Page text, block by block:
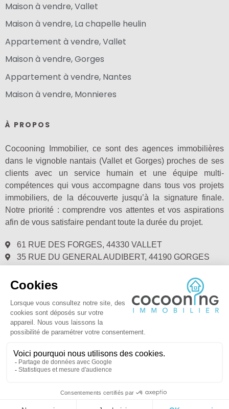
Maison à vendre, Vallet
Maison à vendre, La chapelle heulin
Appartement à vendre, Vallet
Maison à vendre, Gorges
Appartement à vendre, Nantes
Maison à vendre, Monnieres
À PROPOS
Cocooning Immobilier, ce sont des agences immobilières
dans le vignoble nantais (Vallet et Gorges) proches de ses
clients avec un service humain et une équipe multi-
compétences qui vous accompagne dans tous vos projets
immobiliers, de la découverte jusqu’à la signature finale.
Notre priorité : comprendre vos attentes et vos aspirations
afin de vous satisfaire pendant toute la durée du projet.
61 RUE DES FORGES, 44330 VALLET
35 RUE DU GENERAL AUDIBERT, 44190 GORGES
@ COCOONING IMMOBILIER 2021